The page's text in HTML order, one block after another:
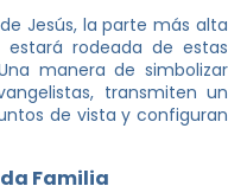
Jesús, la parte más alta
rodeada de estas
manera de simbolizar
transmiten un
de vista y configuran
Familia